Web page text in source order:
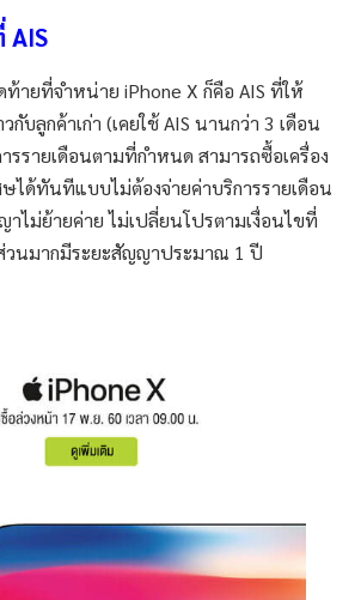
AIS
ดท้ายที่จำหน่าย iPhone X ก็คือ AIS ที่ให้
บลูกค้าเก่า (เคยใช้ AIS นานกว่า 3 เดือน
รายเดือนตามที่กำหนด สามารถซื้อเครื่อง
ได้ทันทีแบบไม่ต้องจ่ายค่าบริการรายเดือน
ไม่ย้ายค่าย ไม่เปลี่ยนโปรตามเงื่อนไขที่
วนมากมีระยะสัญญาประมาณ 1 ปี